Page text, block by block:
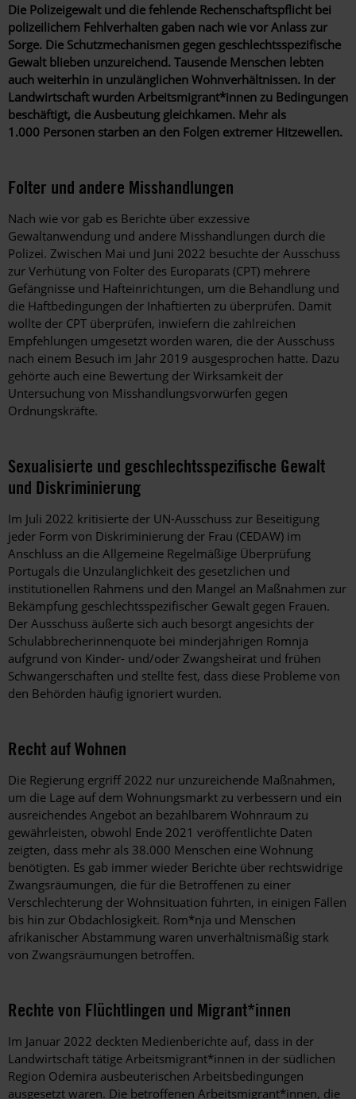
Die Polizeigewalt und die fehlende Rechenschaftspflicht bei
polizeilichem Fehlverhalten gaben nach wie vor Anlass zur
Sorge. Die Schutzmechanismen gegen geschlechtsspezifische
Gewalt blieben unzureichend. Tausende Menschen lebten
auch weiterhin in unzulänglichen Wohnverhältnissen. In der
Landwirtschaft wurden Arbeitsmigrant*innen zu Bedingungen
beschäftigt, die Ausbeutung gleichkamen. Mehr als
1.000 Personen starben an den Folgen extremer Hitzewellen.
Folter und andere Misshandlungen
Nach wie vor gab es Berichte über exzessive
Gewaltanwendung und andere Misshandlungen durch die
Polizei. Zwischen Mai und Juni 2022 besuchte der Ausschuss
zur Verhütung von Folter des Europarats (CPT) mehrere
Gefängnisse und Hafteinrichtungen, um die Behandlung und
die Haftbedingungen der Inhaftierten zu überprüfen. Damit
wollte der CPT überprüfen, inwiefern die zahlreichen
Empfehlungen umgesetzt worden waren, die der Ausschuss
nach einem Besuch im Jahr 2019 ausgesprochen hatte. Dazu
gehörte auch eine Bewertung der Wirksamkeit der
Untersuchung von Misshandlungsvorwürfen gegen
Ordnungskräfte.
Sexualisierte und geschlechtsspezifische Gewalt
und Diskriminierung
Im Juli 2022 kritisierte der UN-Ausschuss zur Beseitigung
jeder Form von Diskriminierung der Frau (CEDAW) im
Anschluss an die Allgemeine Regelmäßige Überprüfung
Portugals die Unzulänglichkeit des gesetzlichen und
institutionellen Rahmens und den Mangel an Maßnahmen zur
Bekämpfung geschlechtsspezifischer Gewalt gegen Frauen.
Der Ausschuss äußerte sich auch besorgt angesichts der
Schulabbrecherinnenquote bei minderjährigen Romnja
aufgrund von Kinder- und/oder Zwangsheirat und frühen
Schwangerschaften und stellte fest, dass diese Probleme von
den Behörden häufig ignoriert wurden.
Recht auf Wohnen
Die Regierung ergriff 2022 nur unzureichende Maßnahmen,
um die Lage auf dem Wohnungsmarkt zu verbessern und ein
ausreichendes Angebot an bezahlbarem Wohnraum zu
gewährleisten, obwohl Ende 2021 veröffentlichte Daten
zeigten, dass mehr als 38.000 Menschen eine Wohnung
benötigten. Es gab immer wieder Berichte über rechtswidrige
Zwangsräumungen, die für die Betroffenen zu einer
Verschlechterung der Wohnsituation führten, in einigen Fällen
bis hin zur Obdachlosigkeit. Rom*nja und Menschen
afrikanischer Abstammung waren unverhältnismäßig stark
von Zwangsräumungen betroffen.
Rechte von Flüchtlingen und Migrant*innen
Im Januar 2022 deckten Medienberichte auf, dass in der
Landwirtschaft tätige Arbeitsmigrant*innen in der südlichen
Region Odemira ausbeuterischen Arbeitsbedingungen
ausgesetzt waren. Die betroffenen Arbeitsmigrant*innen, die